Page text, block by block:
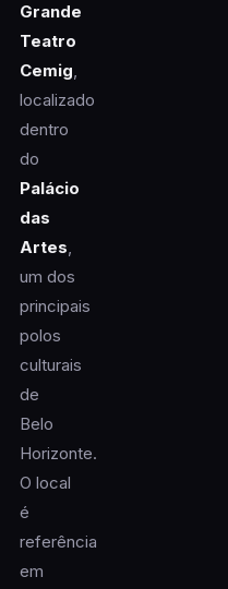
Grande
Teatro
Cemig,
localizado
dentro
do
Palácio
das
Artes,
um dos
principais
polos
culturais
de
Belo
Horizonte.
O local
é
referência
em